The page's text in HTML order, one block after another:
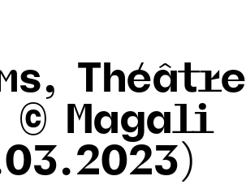
Théâtre
© Magali